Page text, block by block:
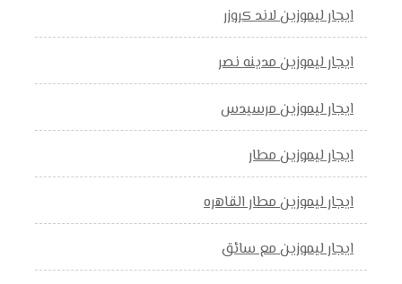
ايجار ليموزين لاند كروزر
ايجار ليموزين مدينه نصر
ايجار ليموزين مرسيدس
ايجار ليموزين مطار
ايجار ليموزين مطار القاهره
ايجار ليموزين مع سائق